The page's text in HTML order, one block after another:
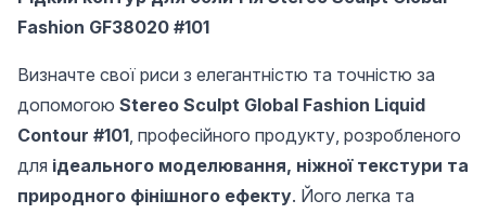
Fashion GF38020 #101
Визначте свої риси з елегантністю та точністю за
допомогою Stereo Sculpt Global Fashion Liquid
Contour #101, професійного продукту, розробленого
для ідеального моделювання, ніжної текстури та
природного фінішного ефекту. Його легка та